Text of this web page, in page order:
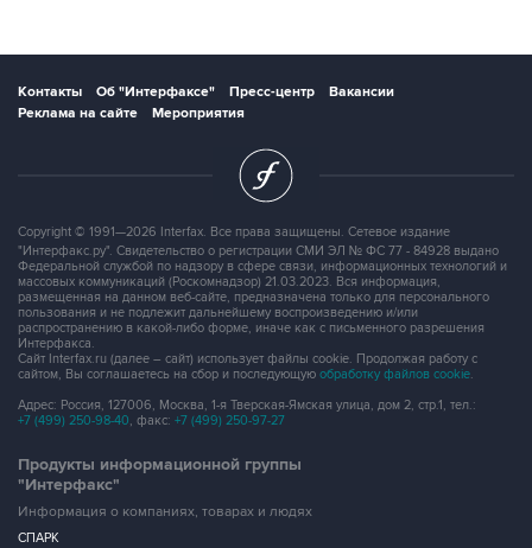
Контакты Об "Интерфаксе" Пресс-центр
Вакансии
Реклама на сайте
Мероприятия
Copyright © 1991—2026 Interfax. Все права защищены. Сетевое издание
"Интерфакс.ру". Свидетельство о регистрации СМИ ЭЛ № ФС 77 - 84928 выдано
Федеральной службой по надзору в сфере связи, информационных технологий и
массовых коммуникаций (Роскомнадзор) 21.03.2023. Вся информация,
размещенная на данном веб-сайте, предназначена только для персонального
пользования и не подлежит дальнейшему воспроизведению и/или
распространению в какой-либо форме, иначе как с письменного разрешения
Интерфакса.
Сайт Interfax.ru (далее – сайт) использует файлы cookie. Продолжая работу с
сайтом, Вы соглашаетесь на сбор и последующую обработку файлов cookie.
Адрес: Россия, 127006, Москва, 1-я Тверская-Ямская улица, дом 2, стр.1, тел.:
+7 (499) 250-98-40, факс: +7 (499) 250-97-27
Продукты информационной группы
"Интерфакс"
Информация о компаниях, товарах и людях
СПАРК